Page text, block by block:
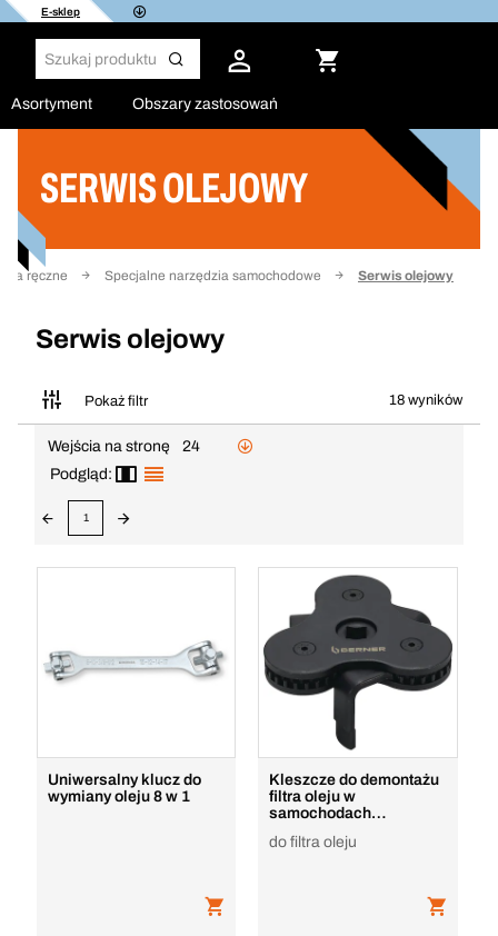
E-sklep
Asortyment Obszary zastosowań
SERWIS OLEJOWY
ręczne Specjalne narzędzia samochodowe Serwis olejowy
Serwis olejowy
Pokaż filtr 18 wyników
Filtruj
Wejścia na stronę
24
Podgląd:
1
Uniwersalny klucz do
wymiany oleju 8 w 1
Kleszcze do demontażu
filtra oleju w
samochodach
do filtra oleju